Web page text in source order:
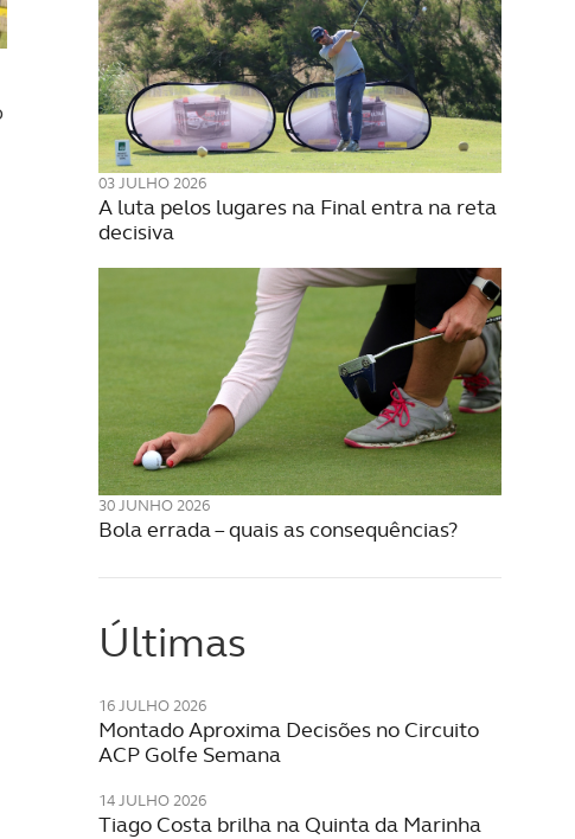
03 JULHO 2026
A luta pelos lugares na Final entra na reta
decisiva
30 JUNHO 2026
Bola errada – quais as consequências?
Últimas
16 JULHO 2026
Montado Aproxima Decisões no Circuito
ACP Golfe Semana
14 JULHO 2026
Tiago Costa brilha na Quinta da Marinha